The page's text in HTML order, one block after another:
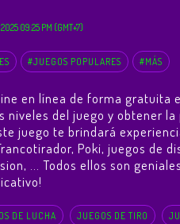
09:25 PM (GMT+7)
#JUEGOS POPULARES #MÁS
en línea de forma gratuita
niveles del juego y obtener
juego te brindará
Poki, juegos de
, ... Todos ellos son
DE LUCHA JUEGOS DE TIRO